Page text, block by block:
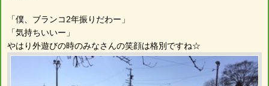
「僕、ブランコ2年振りだわー」
「気持ちいいー」
やはり外遊びの時のみなさんの笑顔は格別ですね☆